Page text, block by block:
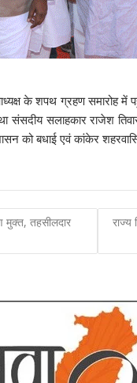
के शपथ ग्रहण समारोह में
सलाहकार राजेश
को बधाई एवं कांकेर
मुक्त, तहसीलदार
राज्य